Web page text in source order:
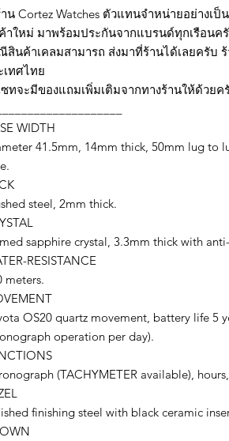
น Cortez Watches ตัวแทนจำหน่ายอย่างเป็
าใหม่ มาพร้อมประกันจากแบรนด์ทุกเรือนค
สินค้าเคลมสามารถ ส่งมาที่ร้านได้เลยครับ
เทศไทย
ซทจะมีของแถมเพิ่มเติมจากทางร้านให้ด้วยค
WIDTH
41.5mm, 14mm thick, 50mm lug to
steel, 2mm thick.
sapphire crystal, 3.3mm thick with
RESISTANCE
meters.
OS20 quartz movement, battery life 5
operation per day).
(TACHYMETER available),
finishing steel with black ceramic